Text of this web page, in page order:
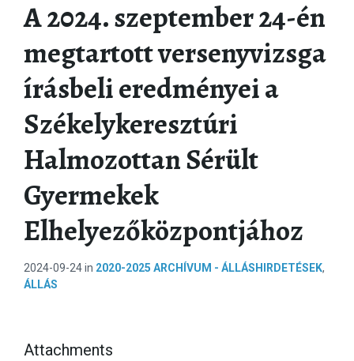
A 2024. szeptember 24-én
megtartott versenyvizsga
írásbeli eredményei a
Székelykeresztúri
Halmozottan Sérült
Gyermekek
Elhelyezőközpontjához
2024-09-24in 2020-2025 ARCHÍVUM - ÁLLÁSHIRDETÉSEK,
ÁLLÁS
Attachments